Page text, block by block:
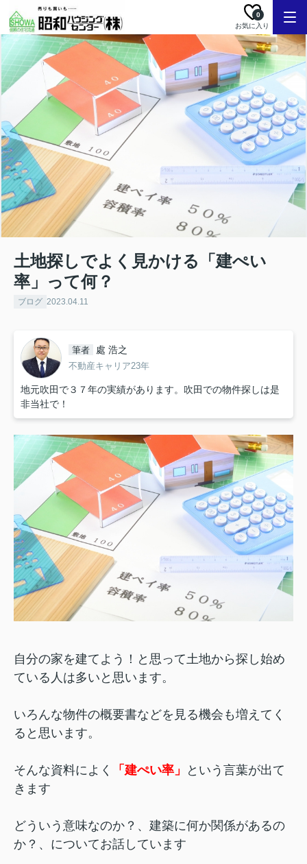
お気に入り
0
土地探しでよく見かける「建ぺい
率」って何？
ブログ 2023.04.11
筆者 處 浩之
不動産キャリア23年
地元吹田で３７年の実績があります。吹田での物件探しは是
非当社で！
自分の家を建てよう！と思って土地から探し始め
ている人は多いと思います。
いろんな物件の概要書などを見る機会も増えてく
ると思います。
そんな資料によく 「建ぺい率」
という言葉が出て
きます
どういう意味なのか？、建築に何か関係があるの
か？、についてお話しています